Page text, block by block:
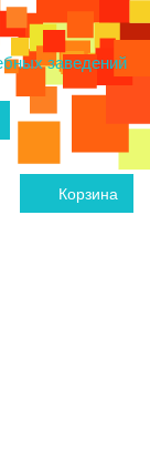
Корзина